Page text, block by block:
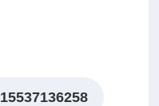
15537136258